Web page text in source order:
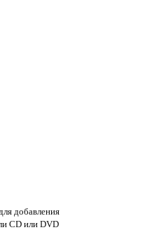
добавления
CD или DVD